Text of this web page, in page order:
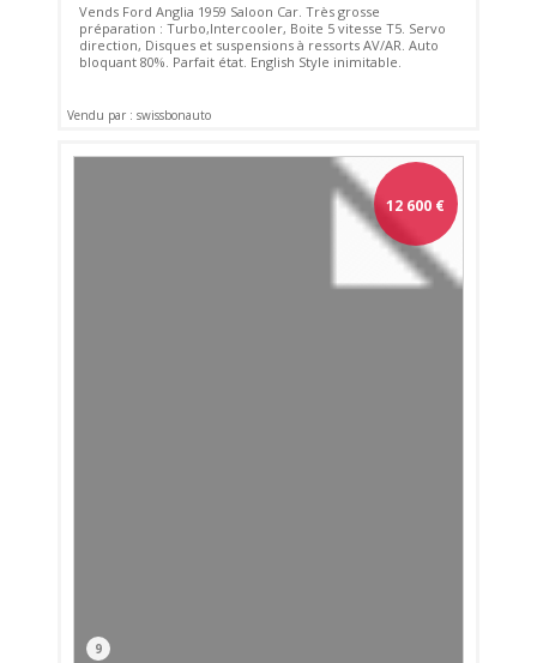
Vends Ford Anglia 1959 Saloon Car. Très grosse
préparation : Turbo,Intercooler, Boite 5 vitesse T5. Servo
direction, Disques et suspensions à ressorts AV/AR. Auto
bloquant 80%. Parfait état. English Style inimitable.
Vendu par : swissbonauto
12 600 €
9